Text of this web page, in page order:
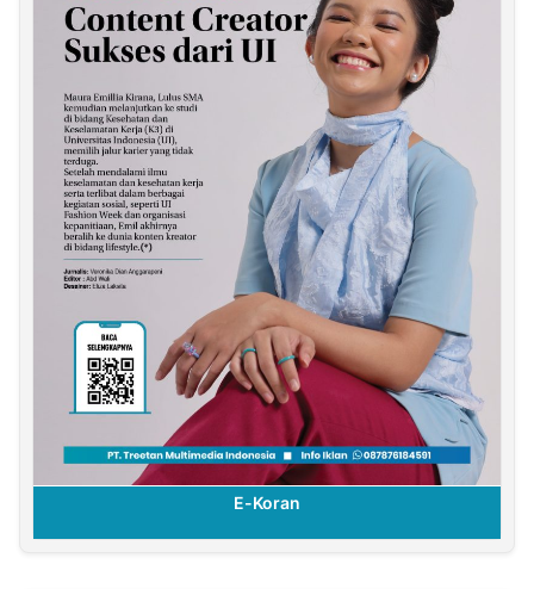
E-Koran